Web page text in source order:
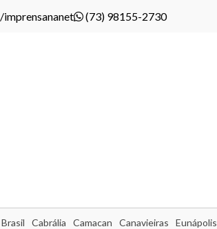
/imprensananet (73) 98155-2730
Brasil Cabrália Camacan Canavieiras Eunápolis